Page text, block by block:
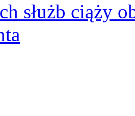
służb ciąży